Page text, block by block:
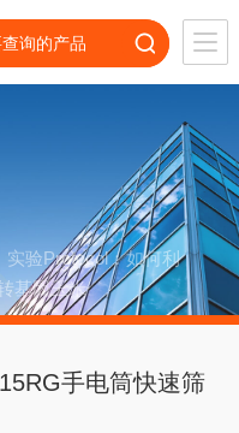
实验Protocol：如何利
基因玉米
手电筒快速筛